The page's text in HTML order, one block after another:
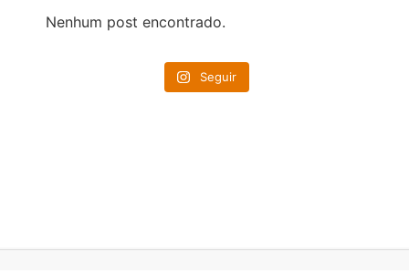
Nenhum post encontrado.
Seguir